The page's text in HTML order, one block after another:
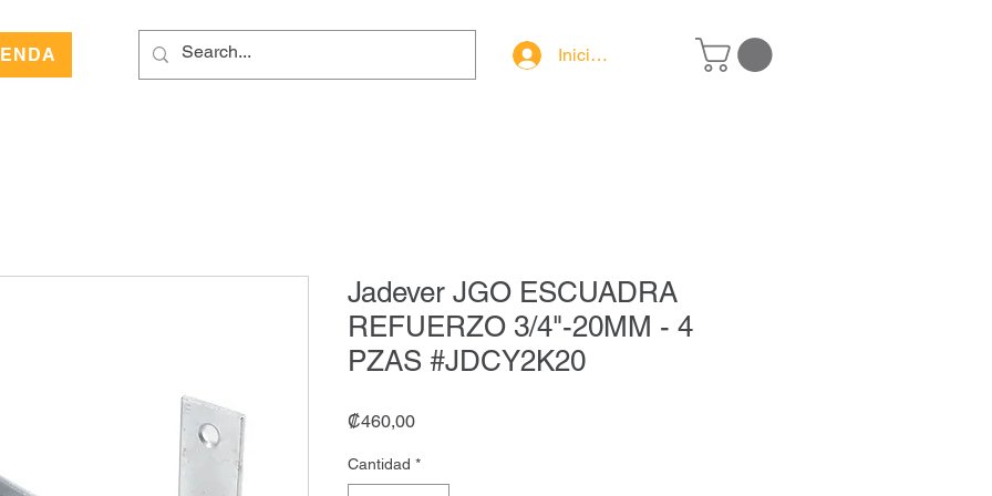
Iniciar sesión
Jadever JGO ESCUADRA
REFUERZO 3/4"-20MM - 4
PZAS #JDCY2K20
₡460,00Precio
Cantidad *